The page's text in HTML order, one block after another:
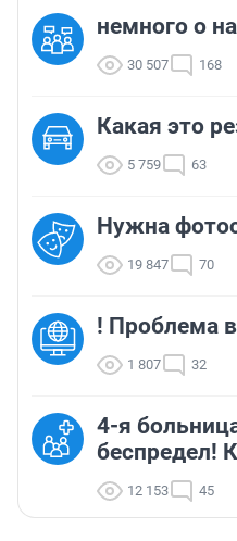
немного о
30 507 168
Какая это
5 759 63
Нужна
19 847 70
! Проблема
1 807 32
4-я
беспредел!
12 153 45